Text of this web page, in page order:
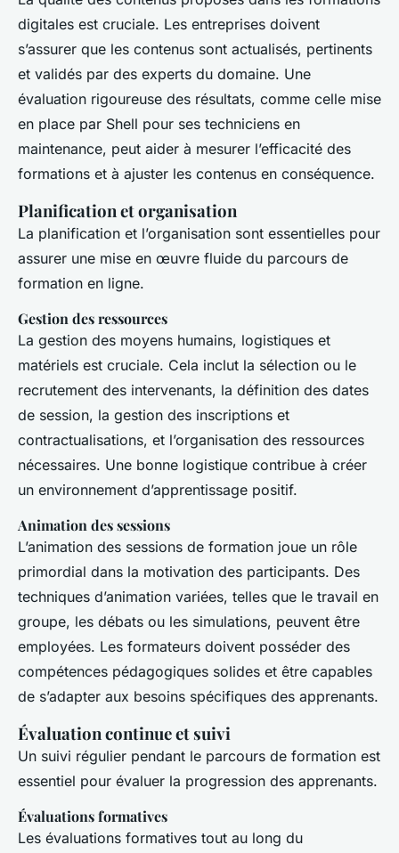
digitales est cruciale. Les entreprises doivent
s’assurer que les contenus sont actualisés, pertinents
et validés par des experts du domaine. Une
évaluation rigoureuse des résultats, comme celle mise
en place par Shell pour ses techniciens en
maintenance, peut aider à mesurer l’efficacité des
formations et à ajuster les contenus en conséquence.
Planification et organisation
La planification et l’organisation sont essentielles pour
assurer une mise en œuvre fluide du parcours de
formation en ligne.
Gestion des ressources
La gestion des moyens humains, logistiques et
matériels est cruciale. Cela inclut la sélection ou le
recrutement des intervenants, la définition des dates
de session, la gestion des inscriptions et
contractualisations, et l’organisation des ressources
nécessaires. Une bonne logistique contribue à créer
un environnement d’apprentissage positif.
Animation des sessions
L’animation des sessions de formation joue un rôle
primordial dans la motivation des participants. Des
techniques d’animation variées, telles que le travail en
groupe, les débats ou les simulations, peuvent être
employées. Les formateurs doivent posséder des
compétences pédagogiques solides et être capables
de s’adapter aux besoins spécifiques des apprenants.
Évaluation continue et suivi
Un suivi régulier pendant le parcours de formation est
essentiel pour évaluer la progression des apprenants.
Évaluations formatives
Les évaluations formatives tout au long du